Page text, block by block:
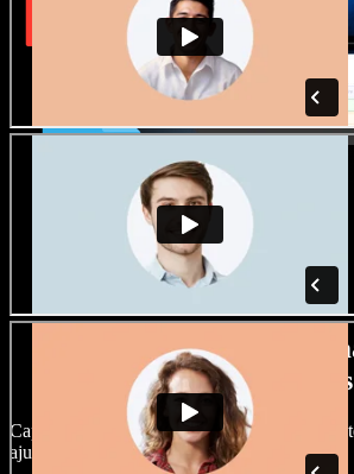
Gran varietat de veus
femenines amb
Cap projecte ha de sonar igual. Tria entre
ajusta'n l’accent.